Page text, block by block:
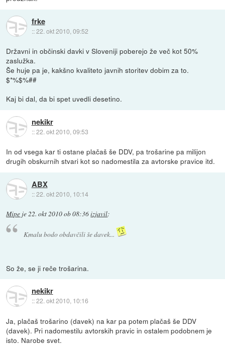
frke
::22. okt 2010, 09:52
Državni in občinski davki v Sloveniji poberejo že več kot 50%
zaslužka.
Še huje pa je, kakšno kvaliteto javnih storitev dobim za to.
$*%$%##
Kaj bi dal, da bi spet uvedli desetino.
nekikr
::22. okt 2010, 09:53
In od vsega kar ti ostane plačaš še DDV, pa trošarine pa milijon
drugih obskurnih stvari kot so nadomestila za avtorske pravice itd.
ABX
::22. okt 2010, 10:14
Mipe je22. okt 2010 ob 08:36izjavil:
Kmalu bodo obdavčili še davek...
So že, se ji reče trošarina.
nekikr
::22. okt 2010, 10:16
Ja, plačaš trošarino (davek) na kar pa potem plačaš še DDV
(davek). Pri nadomestilu avtorskih pravic in ostalem podobnem je
isto. Narobe svet.